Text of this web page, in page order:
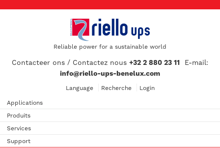
Reliable power for a sustainable world
Contacteer ons / Contactez nous +32 2 880 23 11 E-mail:
info@riello-ups-benelux.com
Language Recherche Login
Applications
Produits
Services
Support